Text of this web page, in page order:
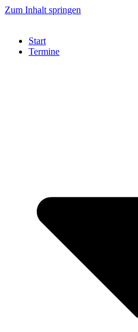
Zum Inhalt springen
Start
Termine